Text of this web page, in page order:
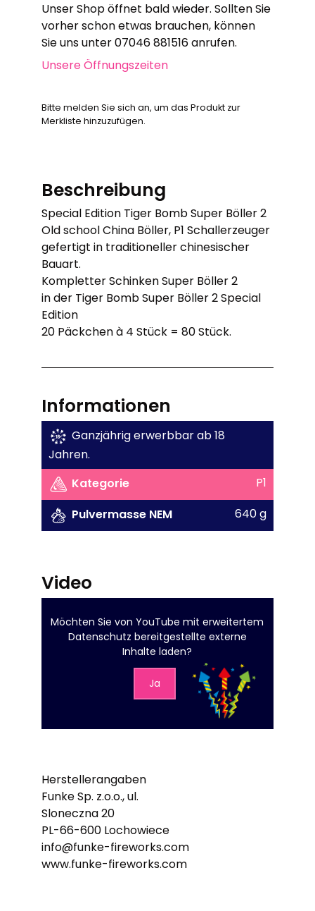
Unser Shop öffnet bald wieder. Sollten Sie
vorher schon etwas brauchen, können
Sie uns unter 07046 881516 anrufen.
Unsere Öffnungszeiten
Bitte melden Sie sich an, um das Produkt zur
Merkliste hinzuzufügen.
Beschreibung
Special Edition Tiger Bomb Super Böller 2
Old school China Böller, P1 Schallerzeuger
gefertigt in traditioneller chinesischer
Bauart.
Kompletter Schinken Super Böller 2
in der Tiger Bomb Super Böller 2 Special
Edition
20 Päckchen à 4 Stück = 80 Stück.
Informationen
Ganzjährig erwerbbar ab 18
Jahren.
Kategorie
P1
Pulvermasse NEM
640 g
Video
Möchten Sie vonYouTube mit erweitertem
Datenschutz bereitgestellte externe
Inhalte laden?
Ja
Herstellerangaben
Funke Sp. z.o.o., ul.
Sloneczna 20
PL-66-600 Lochowiece
info@funke-fireworks.com
www.funke-fireworks.com